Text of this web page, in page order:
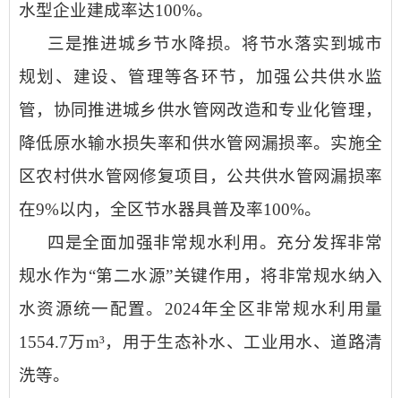
水型企业建成率达100%。
三是推进城乡节水降损。 将节水落实到城市
规划、建设、管理等各环节，加强公共供水监
管，协同推进城乡供水管网改造和专业化管理，
降低原水输水损失率和供水管网漏损率。实施全
区农村供水管网修复项目，公共供水管网漏损率
在9%以内，全区节水器具普及率100%。
四是全面加强非常规水利用。 充分发挥非常
规水作为“第二水源”关键作用，将非常规水纳入
水资源统一配置。2024年全区非常规水利用量
1554.7万m³，用于生态补水、工业用水、道路清
洗等。